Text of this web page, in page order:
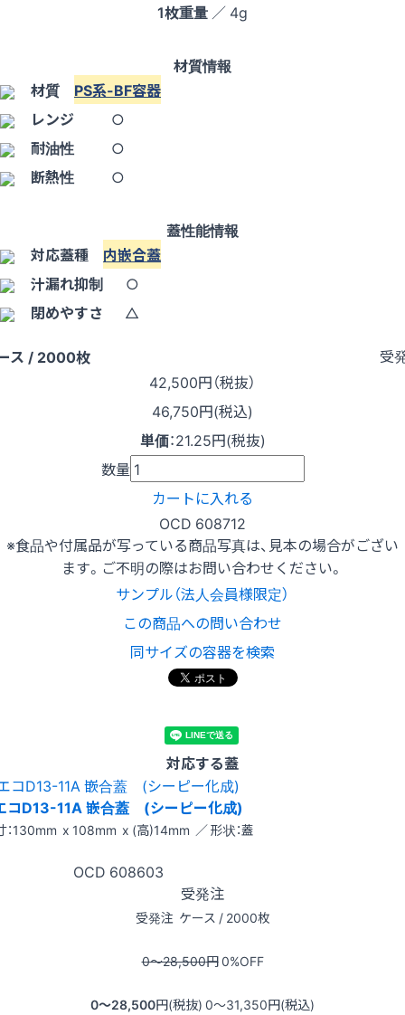
1枚重量 ／ 4g
材質情報
材質 PS系-BF容器
レンジ
○
耐油性
○
断熱性
○
蓋性能情報
対応蓋種 内嵌合蓋
汁漏れ抑制
○
閉めやすさ
△
ス / 2000枚
受
42,500円（税抜）
46,750円(税込)
単価：21.25円(税抜)
数量
カートに入れる
OCD 608712
※食品や付属品が写っている商品写真は、見本の場合がござい
ます。ご不明の際はお問い合わせください。
サンプル（法人会員様限定）
この商品への問い合わせ
同サイズの容器を検索
対応する蓋
コD13-11A 嵌合蓋 (シーピー化成)
：130mm x 108mm x (高)14mm ／ 形状：蓋
OCD 608603
受発注
受発注 ケース / 2000枚
0〜28,500円0%OFF
0〜28,500円(税抜) 0〜31,350円(税込)